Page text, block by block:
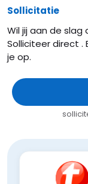
Sollicitatie
Wil jij aan de
Solliciteer direct .
je op.